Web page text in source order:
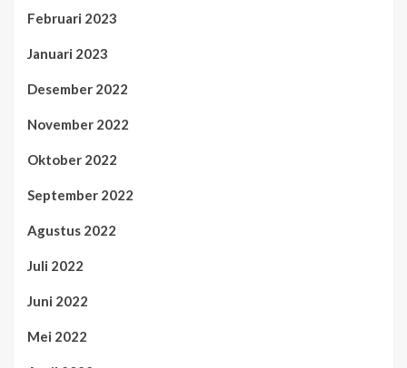
Februari 2023
Januari 2023
Desember 2022
November 2022
Oktober 2022
September 2022
Agustus 2022
Juli 2022
Juni 2022
Mei 2022